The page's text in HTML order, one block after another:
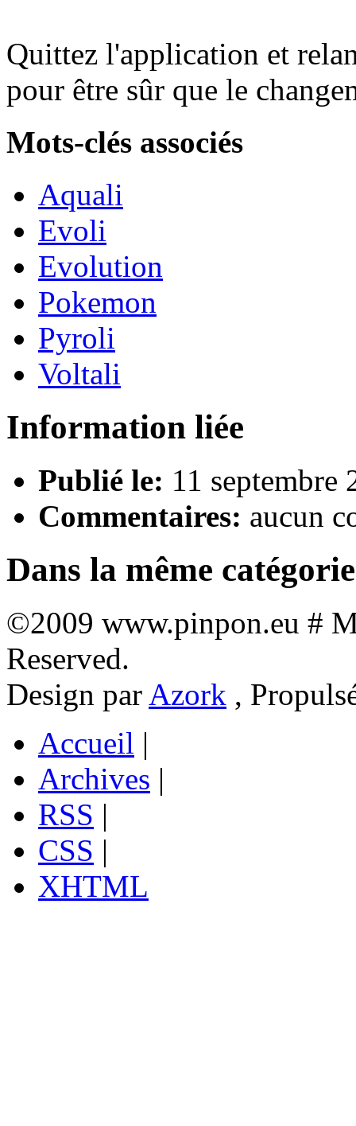
Quittez l'application et
pour être sûr que le
Mots-clés associés
Aquali
Evoli
Evolution
Pokemon
Pyroli
Voltali
Information liée
Publié le: 11 septembre
Commentaires: aucun
Dans la même catégorie
©2009 www.pinpon.eu #
Reserved.
Design par Azork ,
Accueil |
Archives |
RSS |
CSS |
XHTML